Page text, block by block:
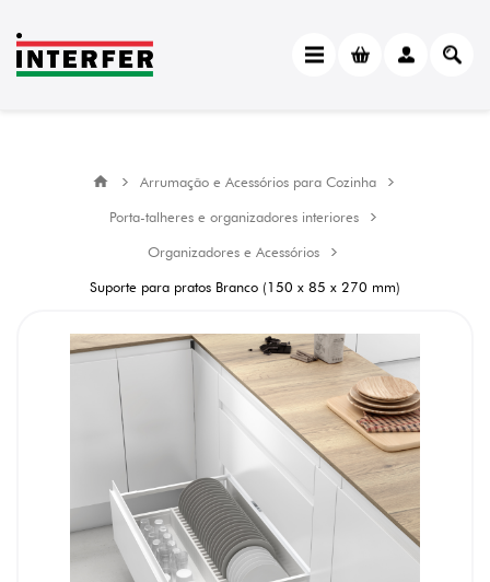
Arrumação e Acessórios para Cozinha
Porta-talheres e organizadores interiores
Organizadores e Acessórios
Suporte para pratos Branco (150 x 85 x 270 mm)